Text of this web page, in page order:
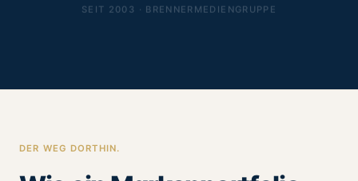
SEIT 2003 · BRENNERMEDIENGRUPPE
DER WEG DORTHIN.